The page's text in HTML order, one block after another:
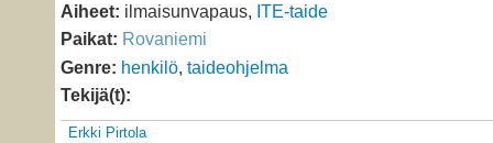
Aiheet: ilmaisunvapaus, ITE-taide
Paikat: Rovaniemi
Genre: henkilö, taideohjelma
Tekijä(t):
Erkki Pirtola